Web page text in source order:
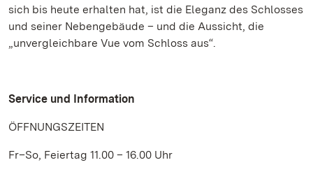
sich bis heute erhalten hat, ist die Eleganz des Schlosses
und seiner Nebengebäude – und die Aussicht, die
„unvergleichbare Vue vom Schloss aus“.
Service und Information
ÖFFNUNGSZEITEN
Fr–So, Feiertag 11.00 – 16.00 Uhr